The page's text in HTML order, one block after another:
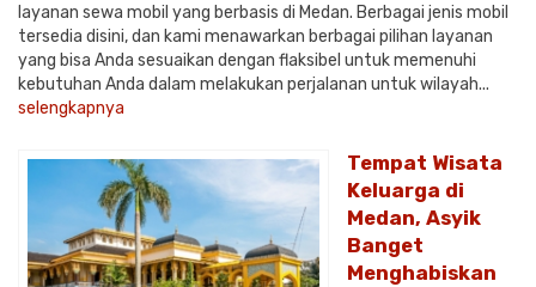
layanan sewa mobil yang berbasis di Medan. Berbagai jenis mobil
tersedia disini, dan kami menawarkan berbagai pilihan layanan
yang bisa Anda sesuaikan dengan flaksibel untuk memenuhi
kebutuhan Anda dalam melakukan perjalanan untuk wilayah...
selengkapnya
Tempat Wisata
Keluarga di
Medan, Asyik
Banget
Menghabiskan